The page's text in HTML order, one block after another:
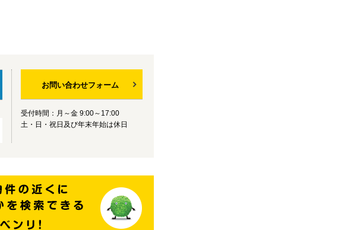
お問い合わせフォーム
受付時間：月～金 9:00～17:00
土・日・祝日及び年末年始は休日